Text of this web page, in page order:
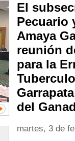
El
Pecuario
Amaya
reunión
para la
del
martes, 3 de